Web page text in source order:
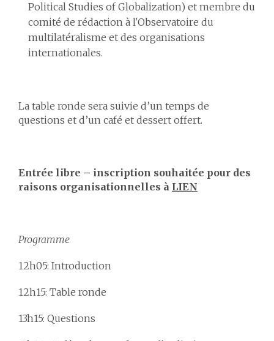
Political Studies of Globalization) et membre du
comité de rédaction à l'Observatoire du
multilatéralisme et des organisations
internationales.
La table ronde sera suivie d’un temps de
questions et d’un café et dessert offert.
Entrée libre – inscription souhaitée pour des
raisons organisationnelles à LIEN
Programme
12h05: Introduction
12h15: Table ronde
13h15: Questions